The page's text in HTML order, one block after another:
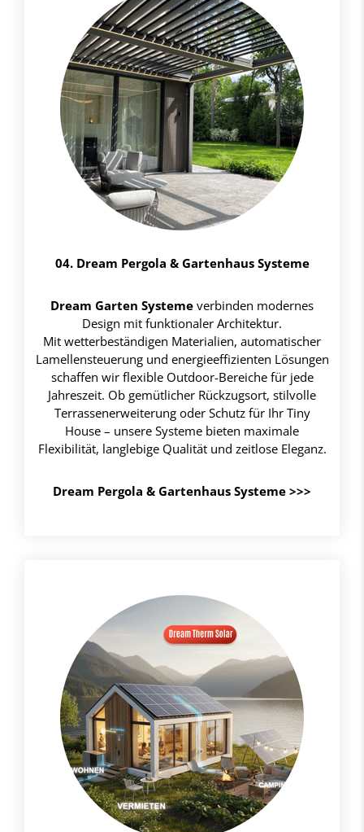
04. Dream Pergola & Gartenhaus Systeme
Dream Garten Systemeverbinden modernes
Design mit funktionaler Architektur.
Mit wetterbeständigen Materialien, automatischer
Lamellensteuerung und energieeffizienten Lösungen
schaffen wir flexible Outdoor-Bereiche für jede
Jahreszeit. Ob gemütlicher Rückzugsort, stilvolle
Terrassenerweiterung oder Schutz für Ihr Tiny
House – unsere Systeme bieten maximale
Flexibilität, langlebige Qualität und zeitlose Eleganz.
Dream Pergola & Gartenhaus Systeme>>>